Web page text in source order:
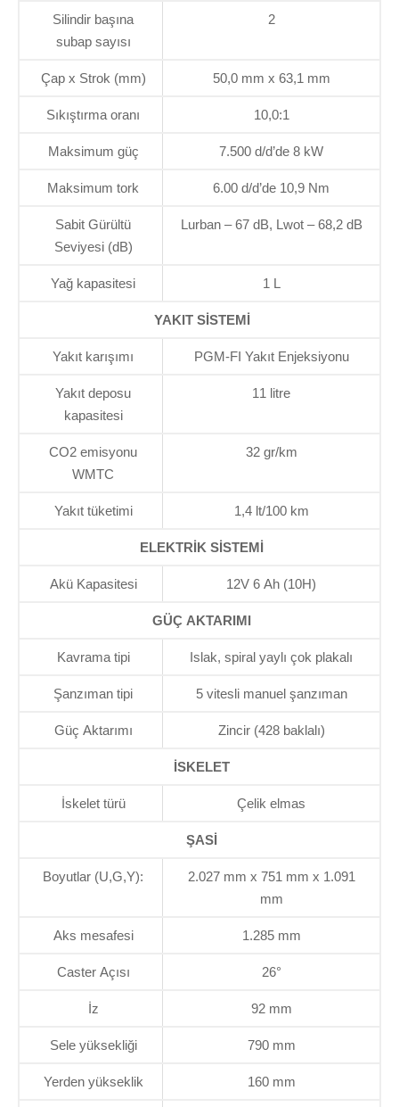
Silindir başına
subap sayısı
2
Çap x Strok (mm) 50,0 mm x 63,1 mm
Sıkıştırma oranı 10,0:1
Maksimum güç 7.500 d/d’de 8 kW
Maksimum tork 6.00 d/d’de 10,9 Nm
Sabit Gürültü
Seviyesi (dB)
Lurban – 67 dB, Lwot – 68,2 dB
Yağ kapasitesi 1 L
YAKIT SİSTEMİ
Yakıt karışımı PGM-FI Yakıt Enjeksiyonu
Yakıt deposu
kapasitesi
11 litre
CO2 emisyonu
WMTC
32 gr/km
Yakıt tüketimi 1,4 lt/100 km
ELEKTRİK SİSTEMİ
Akü Kapasitesi 12V 6 Ah (10H)
GÜÇ AKTARIMI
Kavrama tipi Islak, spiral yaylı çok plakalı
Şanzıman tipi 5 vitesli manuel şanzıman
Güç Aktarımı Zincir (428 baklalı)
İSKELET
İskelet türü Çelik elmas
ŞASİ
Boyutlar (U,G,Y):
2.027 mm x 751 mm x 1.091
mm
Aks mesafesi 1.285 mm
Caster Açısı 26°
İz 92 mm
Sele yüksekliği 790 mm
Yerden yükseklik 160 mm